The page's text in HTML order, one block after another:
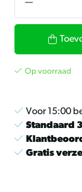
Op voorraad
Voor 15:00
Standaard
Gratis